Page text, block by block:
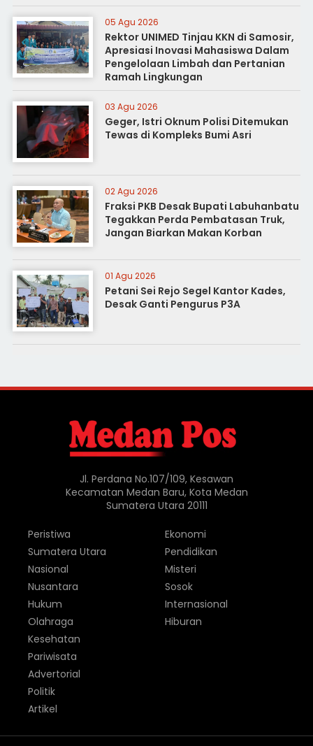
05 Agu 2026
Rektor UNIMED Tinjau KKN di Samosir,
Apresiasi Inovasi Mahasiswa Dalam
Pengelolaan Limbah dan Pertanian
Ramah Lingkungan
03 Agu 2026
Geger, Istri Oknum Polisi Ditemukan
Tewas di Kompleks Bumi Asri
02 Agu 2026
Fraksi PKB Desak Bupati Labuhanbatu
Tegakkan Perda Pembatasan Truk,
Jangan Biarkan Makan Korban
01 Agu 2026
Petani Sei Rejo Segel Kantor Kades,
Desak Ganti Pengurus P3A
Jl. Perdana No.107/109, Kesawan
Kecamatan Medan Baru, Kota Medan
Sumatera Utara 20111
Peristiwa
Sumatera Utara
Nasional
Nusantara
Hukum
Olahraga
Ekonomi
Pendidikan
Misteri
Sosok
Internasional
Hiburan
Kesehatan
Pariwisata
Advertorial
Politik
Artikel